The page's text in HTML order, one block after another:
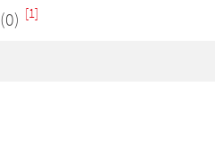
(0) [1]